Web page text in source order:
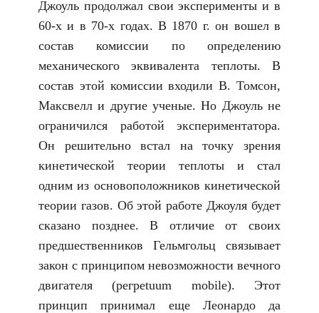
Джоуль продолжал свои эксперименты и в
60-х и в 70-х годах. В 1870 г. он вошел в
состав комиссии по определению
механического эквивалента теплоты. В
состав этой комиссии входили В. Томсон,
Максвелл и другие ученые. Но Джоуль не
ограничился работой экспериментатора.
Он решительно встал на точку зрения
кинетической теории теплоты и стал
одним из основоположников кинетической
теории газов. Об этой работе Джоуля будет
сказано позднее. В отличие от своих
предшественников Гельмгольц связывает
закон с принципом невозможности вечного
двигателя (peгрetuum mobile). Этот
принцип принимал еще Леонардо да